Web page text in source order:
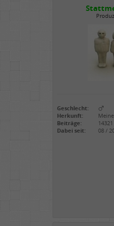
Geschlecht:
Herkunft:
Beiträge:
14321
Dabei seit:
08 /